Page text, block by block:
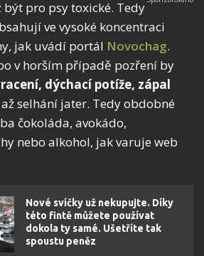
pro psy toxické. Tedy
ve vysoké koncentraci
jak uvádí portál Novochag.
v horším případě pozření by
dýchací potíže, zápal
selhání jater. Tedy obdobné
čokoláda, avokádo,
nebo alkohol, jak varuje web
Nové svíčky už nekupujte. Díky
této fintě můžete používat
dokola ty samé. Ušetříte tak
spoustu peněz